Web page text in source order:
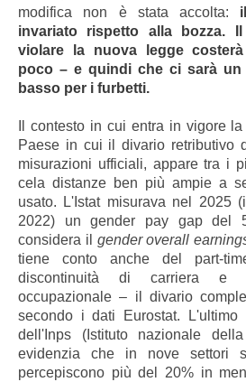
modifica non è stata accolta:
invariato rispetto alla bozza.
violare la nuova legge
poco – e quindi che ci sarà un
basso per i furbetti.
Il contesto in cui entra in vigore
Paese in cui il divario retributivo
misurazioni ufficiali, appare tra i
cela distanze ben più ampie a
usato. L'Istat misurava nel 2025
2022) un gender pay gap del
considera il gender overall
tiene conto anche del part-
discontinuità di carriera e
occupazionale – il divario
secondo i dati Eurostat. L'ultimo
dell'Inps (Istituto nazionale
evidenzia che in nove settori
percepiscono più del 20% in